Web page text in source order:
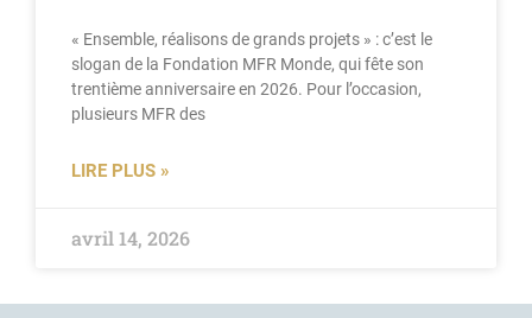
« Ensemble, réalisons de grands projets » : c’est le
slogan de la Fondation MFR Monde, qui fête son
trentième anniversaire en 2026. Pour l’occasion,
plusieurs MFR des
LIRE PLUS »
avril 14, 2026